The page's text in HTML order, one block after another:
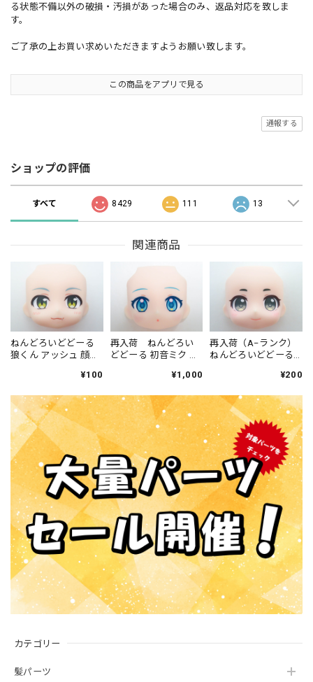
カテゴリー
髪パーツ
る状態不備以外の破損・汚損があった場合のみ、返品対応を致しま
す。
ご了承の上お買い求めいただきますようお願い致します。
この商品をアプリで見る
通報する
ショップの評価
すべて 8429 111 13
関連商品
ねんどろいどどーる
狼くん アッシュ 顔パ
¥100
再入荷 ねんどろい
どどーる 初音ミク お
¥1,000
再入荷（A−ランク）
ねんどろいどどーる
¥200